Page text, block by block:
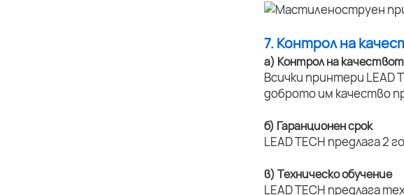
7. Контрол на
а) Контрол на
Всички принтери LEAD
доброто им качество
б) Гаранционен срок
LEAD TECH предлага 2
в) Техническо обучение
LEAD TECH предлага